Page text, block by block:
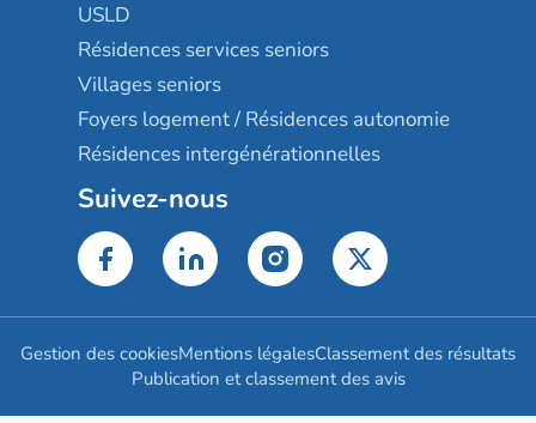
USLD
Résidences services seniors
Villages seniors
Foyers logement / Résidences autonomie
Résidences intergénérationnelles
Suivez-nous
Gestion des cookiesMentions légalesClassement des résultats
Publication et classement des avis